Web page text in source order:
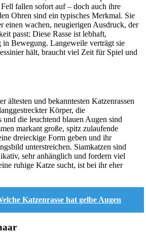
fallen sofort auf – doch auch ihre
Ohren sind ein typisches Merkmal. Sie
einen wachen, neugierigen Ausdruck, der
passt: Diese Rasse ist lebhaft,
in Bewegung. Langeweile verträgt sie
hält, braucht viel Zeit für Spiel und
ältesten und bekanntesten Katzenrassen
Körper, die
und die leuchtend blauen Augen sind
markant große, spitz zulaufende
dreieckige Form geben und ihr
unterstreichen. Siamkatzen sind
sehr anhänglich und fordern viel
ruhige Katze sucht, ist bei ihr eher
Katzenrasse hat gelbe Augen